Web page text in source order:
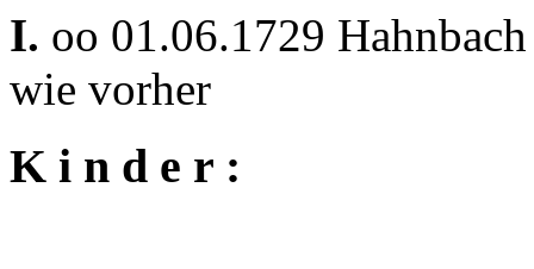
I. oo 01.06.1729
wie vorher
K i n d e r :